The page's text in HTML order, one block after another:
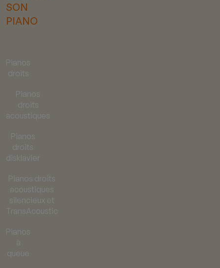
SON
PIANO
Pianos
droits
Pianos
droits
acoustiques
Pianos
droits
disklavier
Pianos droits
acoustiques
silencieux et
TransAcoustic
Pianos
à
queue